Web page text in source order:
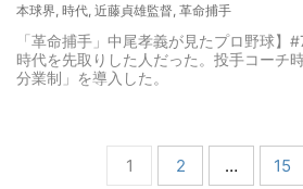
本球界, 時代, 近藤貞雄監督, 革命捕手
「革命捕手」中尾孝義が見たプロ野球】
時代を先取りした人だった。投手コーチ
分業制」を導入した。
1 2 … 15